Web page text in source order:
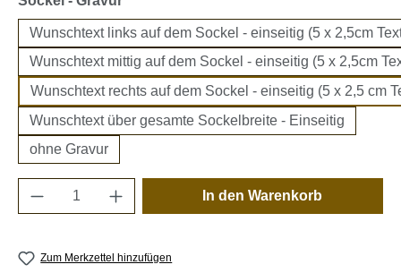
Wunschtext links auf dem Sockel - einseitig (5 x 2,5cm
Wunschtext mittig auf dem Sockel - einseitig (5 x 2,5cm
Wunschtext rechts auf dem Sockel - einseitig (5 x 2,5 cm
Wunschtext über gesamte Sockelbreite - Einseitig
ohne Gravur
Produkt Anzahl: Gib den gewünschten
In den Warenkorb
Zum Merkzettel hinzufügen